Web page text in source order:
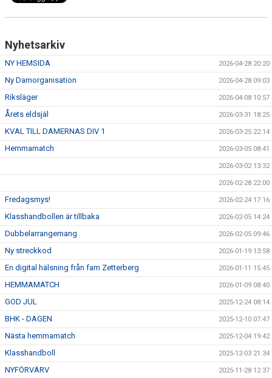
Nyhetsarkiv
NY HEMSIDA 2026-04-28 20:20
Ny Damorganisation 2026-04-28 09:03
Riksläger 2026-04-08 10:57
Årets eldsjäl 2026-03-31 18:25
KVAL TILL DAMERNAS DIV 1 2026-03-25 22:14
Hemmamatch 2026-03-05 08:41
2026-03-02 13:32
2026-02-28 22:00
Fredagsmys! 2026-02-24 17:16
Klasshandbollen är tillbaka 2026-02-05 14:24
Dubbelarrangemang 2026-02-05 09:46
Ny streckkod 2026-01-19 13:58
En digital hälsning från fam Zetterberg 2026-01-11 15:45
HEMMAMATCH 2026-01-09 08:40
GOD JUL 2025-12-24 08:14
BHK - DAGEN 2025-12-10 07:47
Nästa hemmamatch 2025-12-04 19:42
Klasshandboll 2025-12-03 21:34
NYFÖRVÄRV 2025-11-28 12:37